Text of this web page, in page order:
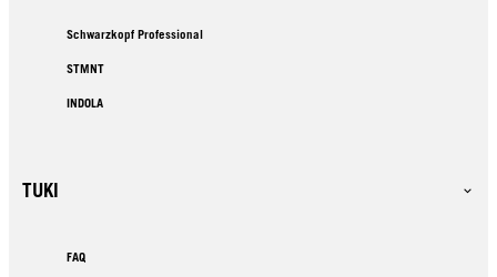
Schwarzkopf Professional
STMNT
INDOLA
TUKI
FAQ